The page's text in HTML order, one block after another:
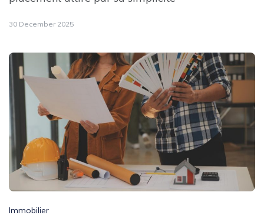
30 December 2025
Immobilier